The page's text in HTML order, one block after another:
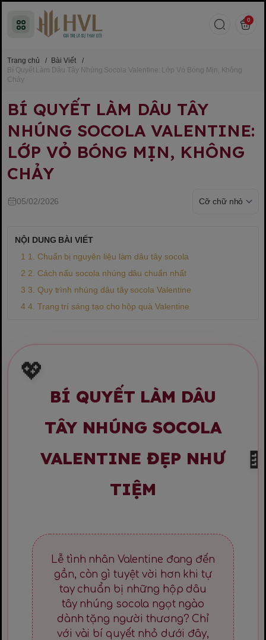
0
Trang chủ / Bài Viết
/
Bí Quyết Làm Dâu Tây Nhúng Socola Valentine: Lớp Vỏ Bóng Mịn, Không
Chảy
BÍ QUYẾT LÀM DÂU TÂY
NHÚNG SOCOLA VALENTINE:
LỚP VỎ BÓNG MỊN, KHÔNG
CHẢY
05/02/2026
NỘI DUNG BÀI VIẾT
1. Chuẩn bị nguyên liệu làm dâu tây socola
2. Cách nấu socola nhúng dâu chuẩn nhất
3. Quy trình nhúng dâu tây socola Valentine
4. Trang trí sáng tạo cho hộp quà Valentine
💖
BÍ QUYẾT LÀM DÂU
TÂY NHÚNG SOCOLA
VALENTINE ĐẸP NHƯ
TIỆM
Lễ tình nhân Valentine đang đến
gần, còn gì tuyệt vời hơn khi tự
tay chuẩn bị những hộp dâu
tây nhúng socola ngọt ngào
dành tặng người thương? Chỉ
với vài bí quyết nhỏ dưới đây,